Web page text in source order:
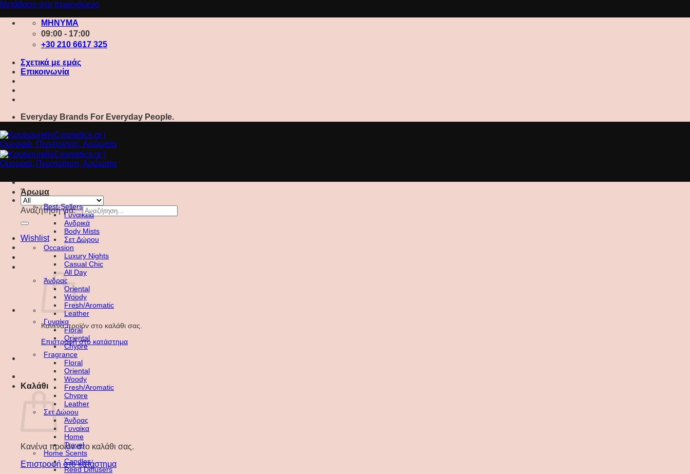
Μετάβαση στο περιεχόμενο
ΜΗΝΥΜΑ
09:00 - 17:00
+30 210 6617 325
Σχετικά με εμάς
Επικοινωνία
Everyday Brands For Everyday People.
Αναζήτηση για:
Wishlist
Κανένα προϊόν στο καλάθι σας.
Επιστροφή στο κατάστημα
Καλάθι
Κανένα προϊόν στο καλάθι σας.
Επιστροφή στο κατάστημα
Άρωμα
Best-Sellers
Γυναικεία
Ανδρικά
Body Mists
Σετ Δώρου
Occasion
Luxury Nights
Casual Chic
All Day
Άνδρας
Oriental
Woody
Fresh/Aromatic
Leather
Γυναίκα
Floral
Oriental
Chypre
Fragrance
Floral
Oriental
Woody
Fresh/Aromatic
Chypre
Leather
Σετ Δώρου
Άνδρας
Γυναίκα
Home
Travel
Home Scents
Candles
Reed Diffusers